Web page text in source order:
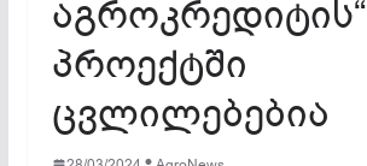
აგროკრედიტის“
პროექტში
ცვლილებებია